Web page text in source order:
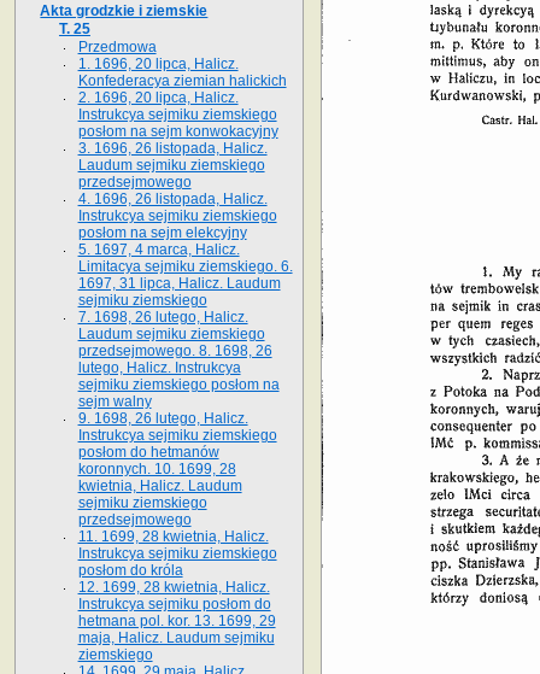
Akta grodzkie i ziemskie
T. 25
Przedmowa
1. 1696, 20 lipca, Halicz.
Konfederacya ziemian halickich
2. 1696, 20 lipca, Halicz.
Instrukcya sejmiku ziemskiego
posłom na sejm konwokacyjny
3. 1696, 26 listopada, Halicz.
Laudum sejmiku ziemskiego
przedsejmowego
4. 1696, 26 listopada, Halicz.
Instrukcya sejmiku ziemskiego
posłom na sejm elekcyjny
5. 1697, 4 marca, Halicz.
Limitacya sejmiku ziemskiego. 6.
1697, 31 lipca, Halicz. Laudum
sejmiku ziemskiego
7. 1698, 26 lutego, Halicz.
Laudum sejmiku ziemskiego
przedsejmowego. 8. 1698, 26
lutego, Halicz. Instrukcya
sejmiku ziemskiego posłom na
sejm walny
9. 1698, 26 lutego, Halicz.
Instrukcya sejmiku ziemskiego
posłom do hetmanów
koronnych. 10. 1699, 28
kwietnia, Halicz. Laudum
sejmiku ziemskiego
przedsejmowego
11. 1699, 28 kwietnia, Halicz.
Instrukcya sejmiku ziemskiego
posłom do króla
12. 1699, 28 kwietnia, Halicz.
Instrukcya sejmiku posłom do
hetmana pol. kor. 13. 1699, 29
maja, Halicz. Laudum sejmiku
ziemskiego